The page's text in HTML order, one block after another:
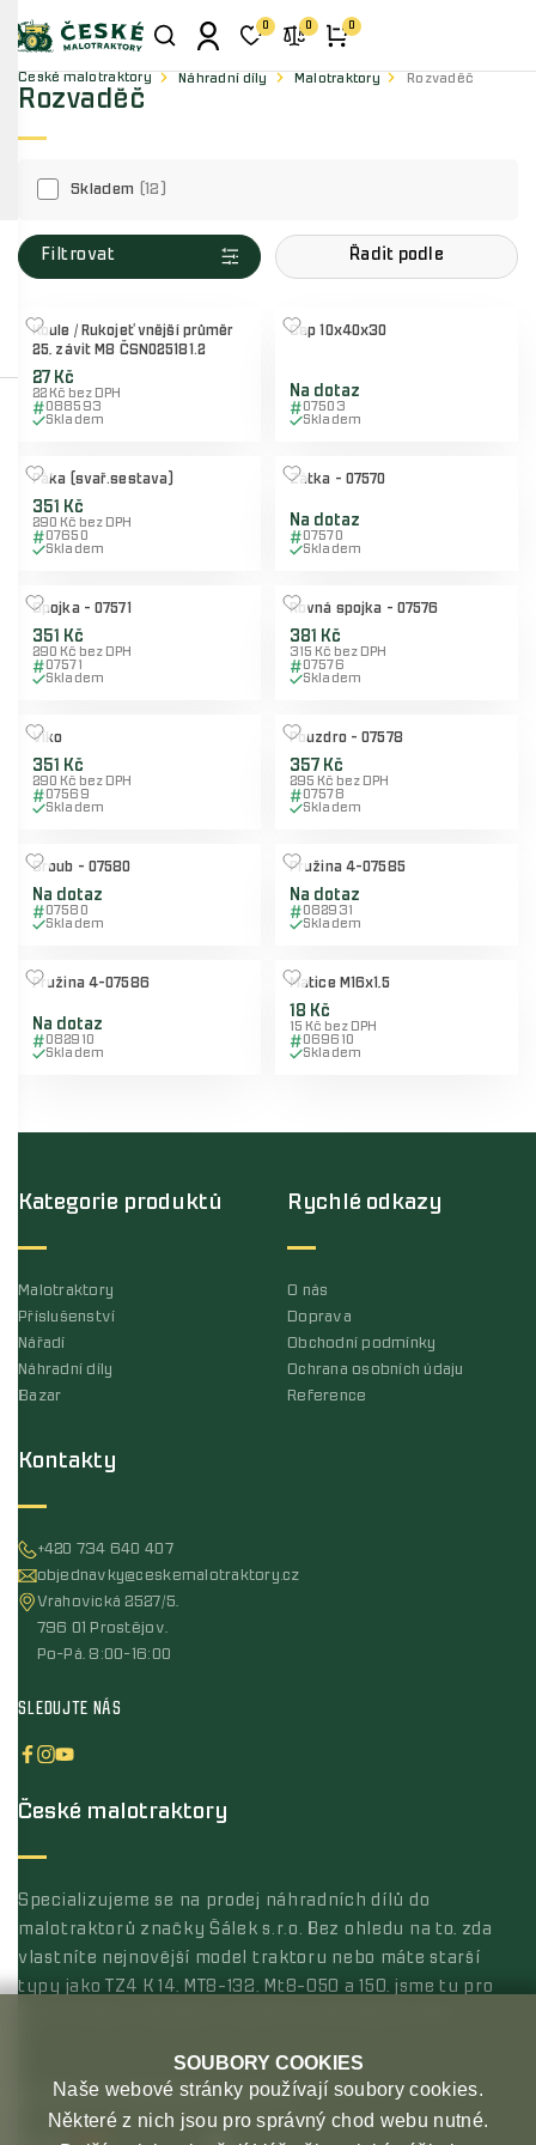
0 0 0
Rozvaděč
České malotraktory Náhradní díly Malotraktory Rozvaděč
Skladem 12
Filtrovat Řadit podle
Koule / Rukojeť vnější průměr
25, závit M8 ČSN025181.2
27 Kč
22 Kč bez DPH
088593
Skladem
Čep 10x40x30
Na dotaz
07503
Skladem
Páka (svař.sestava)
351 Kč
290 Kč bez DPH
07650
Skladem
Zátka - 07570
Na dotaz
07570
Skladem
Spojka - 07571
351 Kč
290 Kč bez DPH
07571
Skladem
Rovná spojka - 07576
381 Kč
315 Kč bez DPH
07576
Skladem
Víko
351 Kč
290 Kč bez DPH
07569
Skladem
Pouzdro - 07578
357 Kč
295 Kč bez DPH
07578
Skladem
Šroub - 07580
Na dotaz
07580
Skladem
Pružina 4-07585
Na dotaz
082931
Skladem
Pružina 4-07586
Na dotaz
082910
Skladem
Matice M16x1,5
18 Kč
15 Kč bez DPH
069610
Skladem
Kontakty
+420 734 640 407
objednavky@ceskemalotraktory.cz
Vrahovická 2527/5,
796 01 Prostějov,
Po-Pá, 8:00-16:00
SLEDUJTE NÁS
Kategorie produktů
Malotraktory
Příslušenství
Nářadí
Náhradní díly
Bazar
Rychlé odkazy
O nás
Doprava
Obchodní podmínky
Ochrana osobních údaju
Reference
České malotraktory
Specializujeme se na prodej náhradních dílů do
malotraktorů značky Šálek s.r.o. Bez ohledu na to, zda
vlastníte nejnovější model traktoru nebo máte starší
typy jako TZ4 K 14, MT8-132, Mt8-050 a 150, jsme tu pro
MOŽNOSTI PLATBYMOŽNOSTI DOPRAVY
SOUBORY COOKIES
Naše webové stránky používají soubory cookies.
Některé z nich jsou pro správný chod webu nutné.